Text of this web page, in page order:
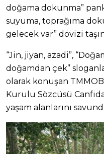
doğama dokunma”
suyuma, toprağıma
gelecek var” dövizi
“Jin, jiyan, azadi”,
doğamdan çek”
olarak konuşan
Kurulu Sözcüsü
yaşam alanlarını